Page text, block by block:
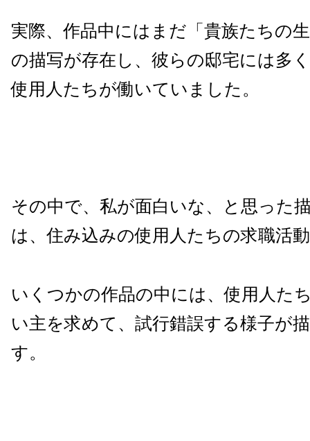
実際、作品中にはまだ「貴族たちの
の描写が存在し、彼らの邸宅には多
使用人たちが働いていました。
その中で、私が面白いな、と思った
は、住み込みの使用人たちの求職活
いくつかの作品の中には、使用人た
い主を求めて、試行錯誤する様子が
す。